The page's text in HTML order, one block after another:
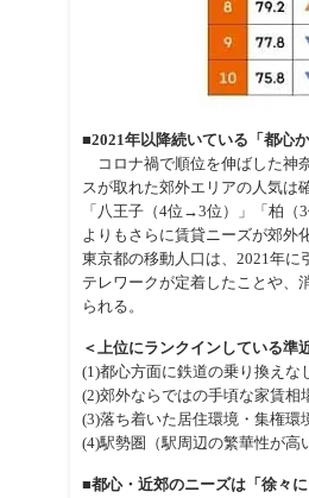
■2021年以降続いている「都心
コロナ禍で順位を伸ばした神
スが取れた郊外エリアの人気は
「八王子（4位→3位）」「柏
よりもさらに賃貸ニーズが郊外
東京都の移動人口は、2021年に
テレワークが定着したことや、
られる。
＜上位にランクインしている準
(1)都心方面に鉄道の乗り換えな
(2)郊外ならではの手頃な家賃相
(3)落ち着いた居住環境・集権環
(4)駅勢圏（駅周辺の繁華性が
■都心・近郊のニーズは「徐々